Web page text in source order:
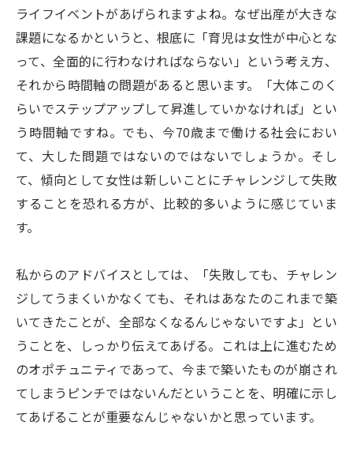
ライフイベントがあげられますよね。なぜ出産が大きな
課題になるかというと、根底に「育児は女性が中心とな
って、全面的に行わなければならない」という考え方、
それから時間軸の問題があると思います。「大体このく
らいでステップアップして昇進していかなければ」とい
う時間軸ですね。でも、今70歳まで働ける社会におい
て、大した問題ではないのではないでしょうか。そし
て、傾向として女性は新しいことにチャレンジして失敗
することを恐れる方が、比較的多いように感じていま
す。
私からのアドバイスとしては、「失敗しても、チャレン
ジしてうまくいかなくても、それはあなたのこれまで築
いてきたことが、全部なくなるんじゃないですよ」とい
うことを、しっかり伝えてあげる。これは上に進むため
のオポチュニティであって、今まで築いたものが崩され
てしまうピンチではないんだということを、明確に示し
てあげることが重要なんじゃないかと思っています。